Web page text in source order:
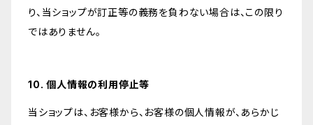
り、当ショップが訂正等の義務を負わない場合は、この限り
ではありません。
10. 個人情報の利用停止等
当ショップは、お客様から、お客様の個人情報が、あらかじ